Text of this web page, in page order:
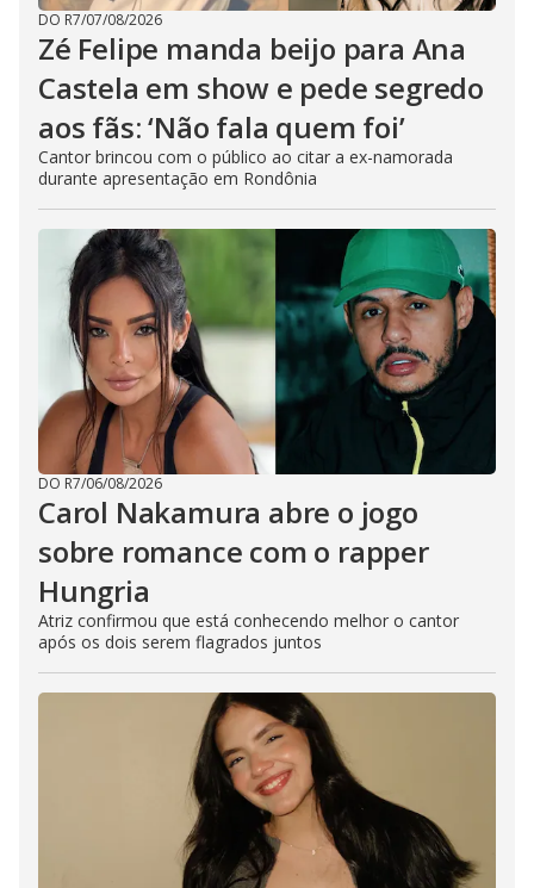
DO R7/07/08/2026
Zé Felipe manda beijo para Ana
Castela em show e pede segredo
aos fãs: ‘Não fala quem foi’
Cantor brincou com o público ao citar a ex-namorada
durante apresentação em Rondônia
DO R7/06/08/2026
Carol Nakamura abre o jogo
sobre romance com o rapper
Hungria
Atriz confirmou que está conhecendo melhor o cantor
após os dois serem flagrados juntos